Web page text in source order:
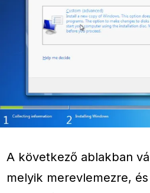
A következő ablakban
melyik merevlemezre,